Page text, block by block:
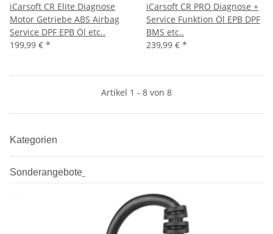
iCarsoft CR Elite Diagnose
Motor Getriebe ABS Airbag
Service DPF EPB Öl etc..
199,99 € *
iCarsoft CR PRO Diagnose +
Service Funktion Öl EPB DPF
BMS etc..
239,99 € *
Artikel 1 - 8 von 8
Kategorien
Sonderangebote